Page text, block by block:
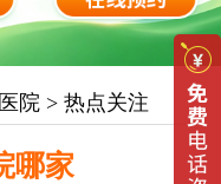
院 >热点关注
哪家